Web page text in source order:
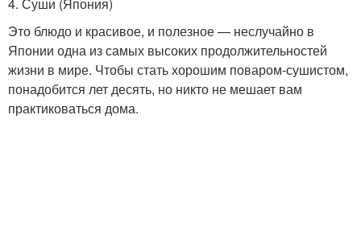
Это блюдо и красивое, и полезное — неслучайно в
Японии одна из самых высоких продолжительностей
жизни в мире. Чтобы стать хорошим поваром-сушистом,
понадобится лет десять, но никто не мешает вам
практиковаться дома.